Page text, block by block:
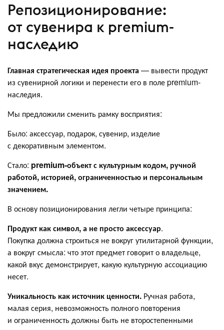
Репозиционирование:
от сувенира к premium-
наследию
Главная стратегическая идея проекта — вывести продукт
из сувенирной логики и перенести его в поле premium-
наследия.
Мы предложили сменить рамку восприятия:
Было: аксессуар, подарок, сувенир, изделие
с декоративным элементом.
Стало: premium-объект с культурным кодом, ручной
работой, историей, ограниченностью и персональным
значением.
В основу позиционирования легли четыре принципа:
Продукт как символ, а не просто аксессуар.
Покупка должна строиться не вокруг утилитарной функции,
а вокруг смысла: что этот предмет говорит о владельце,
какой вкус демонстрирует, какую культурную ассоциацию
несет.
Уникальность как источник ценности. Ручная работа,
малая серия, невозможность полного повторения
и ограниченность должны быть не второстепенными